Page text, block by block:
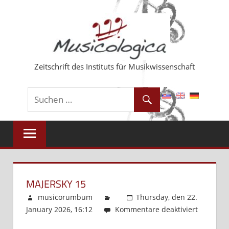
Zeitschrift des Instituts für Musikwissenschaft
MAJERSKY 15
musicorumbum
Thursday, den 22.
January 2026, 16:12
Kommentare deaktiviert